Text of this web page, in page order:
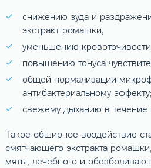
снижению зуда и
экстракт ромашки;
уменьшению
повышению тонуса
общей нормализации
антибактериальному эффекту;
свежему дыханию в течение
Такое обширное воздействие
смягчающего экстракта
мяты, лечебного и